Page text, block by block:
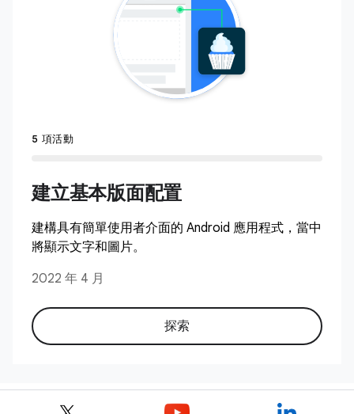
5 項活動
建立基本版面配置
建構具有簡單使用者介面的 Android 應用程式，當中
將顯示文字和圖片。
2022 年 4 月
探索